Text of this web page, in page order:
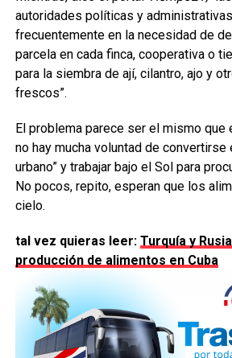
autoridades políticas y
frecuentemente en la necesidad de
parcela en cada finca, cooperativa o
para la siembra de ají, cilantro, ajo y
frescos”.
El problema parece ser el mismo que
no hay mucha voluntad de convertirse
urbano” y trabajar bajo el Sol para
No pocos, repito, esperan que los
cielo.
tal vez quieras leer: Turquía y
producción de alimentos en Cuba